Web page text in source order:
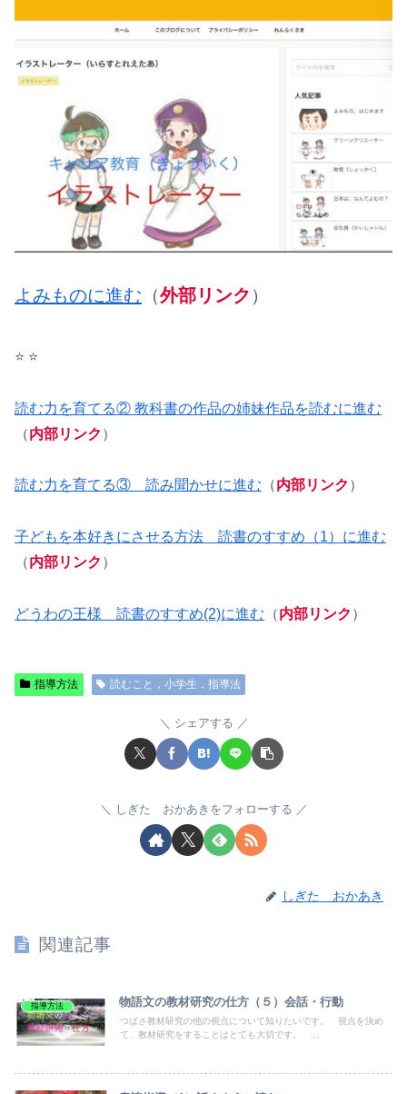
よみものに進む （外部リンク ）
⭐️ ⭐️
読む力を育てる② 教科書の作品の姉妹作品を読むに進む
（内部リンク ）
読む力を育てる③ 読み聞かせに進む （内部リンク ）
子どもを本好きにさせる方法 読書のすすめ（1）に進む
（内部リンク ）
どうわの王様 読書のすすめ(2)に進む （内部リンク ）
指導方法 読むこと，小学生，指導法
シェアする
しぎた おかあきをフォローする
しぎた おかあき
関連記事
指導方法 物語文の教材研究の仕方（５）会話・行動
つばさ教材研究の他の視点について知りたいです。 視点を決め
て、教材研究をすることはとても大切です。 ...